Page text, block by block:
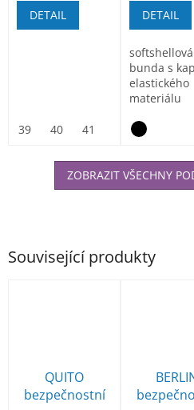
Související produkty
QUITO
bezpečnostní
DETAIL
39 40 41 43
DETAIL
softshellová
bunda s
elastického
materiálu
vnitřní část...
ZOBRAZIT VŠECHNY